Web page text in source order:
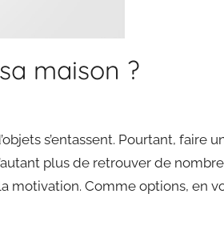
maison ?
s’entassent. Pourtant, faire
plus de retrouver de
motivation. Comme options, en